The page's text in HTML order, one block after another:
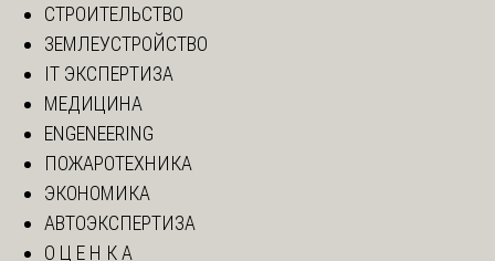
СТРОИТЕЛЬСТВО
ЗЕМЛЕУСТРОЙСТВО
IT ЭКСПЕРТИЗА
МЕДИЦИНА
ENGENEERING
ПОЖАРОТЕХНИКА
ЭКОНОМИКА
АВТОЭКСПЕРТИЗА
О Ц Е Н К А